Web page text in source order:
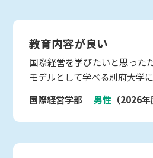
教育内容が良い
国際経営を学びたいと思った
モデルとして学べる別府大学に
国際経営学部
男性 （2026年